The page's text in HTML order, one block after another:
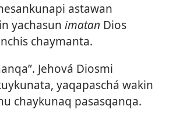
astawan
yachasun imatan Dios
chaymanta.
Jehová Diosmi
yaqapaschá wakin
chaykunaq pasasqanqa.